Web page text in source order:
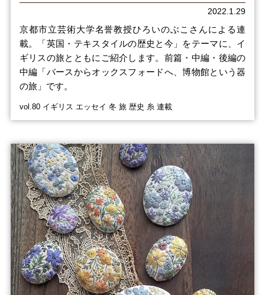
2022.1.29
京都市立芸術大学名誉教授ひろいのぶこさんによる連
載。「英国・テキスタイルの歴史と今」をテーマに、イ
ギリスの旅とともにご紹介します。前篇・中編・後編の
中編「バースからオックスフォードへ、博物館という器
の旅」です。
vol.80 イギリス エッセイ 冬 旅 歴史 糸 連載